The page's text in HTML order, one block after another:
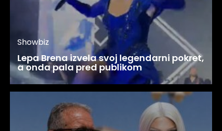
Showbiz
Lepa Brena izvela svoj legendarni pokret,
a onda pala pred publikom